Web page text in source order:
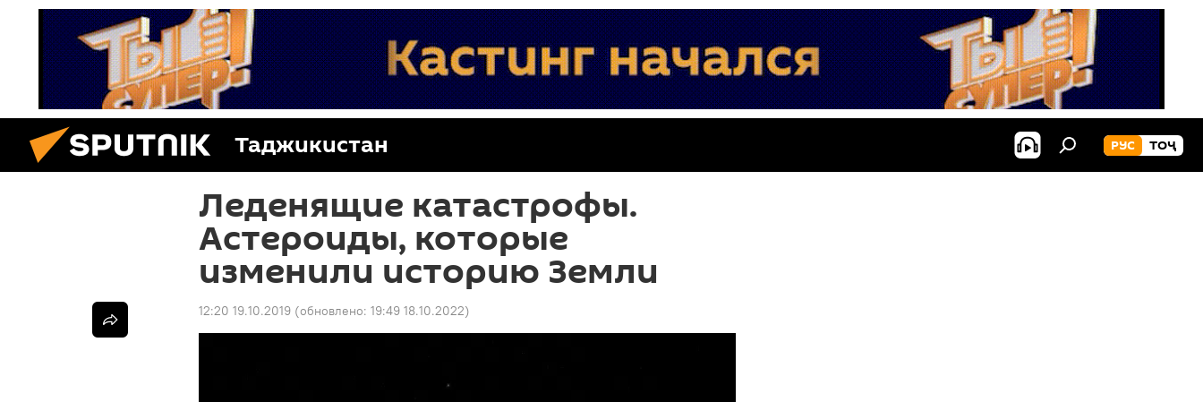
Таджикистан РУС ТОҶ
Леденящие катастрофы.
Астероиды, которые
изменили историю Земли
12:20 19.10.2019 (обновлено: 19:49 18.10.2022)